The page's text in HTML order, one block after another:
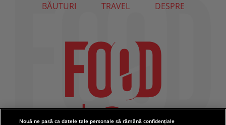
BĂUTURI
TRAVEL DESPRE
Nouă ne pasă ca datele tale personale să rămână confidențiale